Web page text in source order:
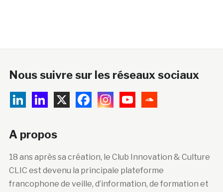
Nous suivre sur les réseaux sociaux
A propos
18 ans après sa création, le Club Innovation & Culture
CLIC est devenu la principale plateforme
francophone de veille, d’information, de formation et